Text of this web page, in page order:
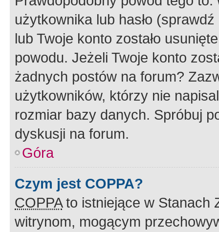
użytkownika lub hasło
lub Twoje konto zostało
powodu. Jeżeli Twoje konto
żadnych postów na forum?
użytkowników, którzy nie
rozmiar bazy danych. Spróbuj
dyskusji na forum.
Góra
Czym jest COPPA?
COPPAto istniejące w Stanach
witrynom, mogącym